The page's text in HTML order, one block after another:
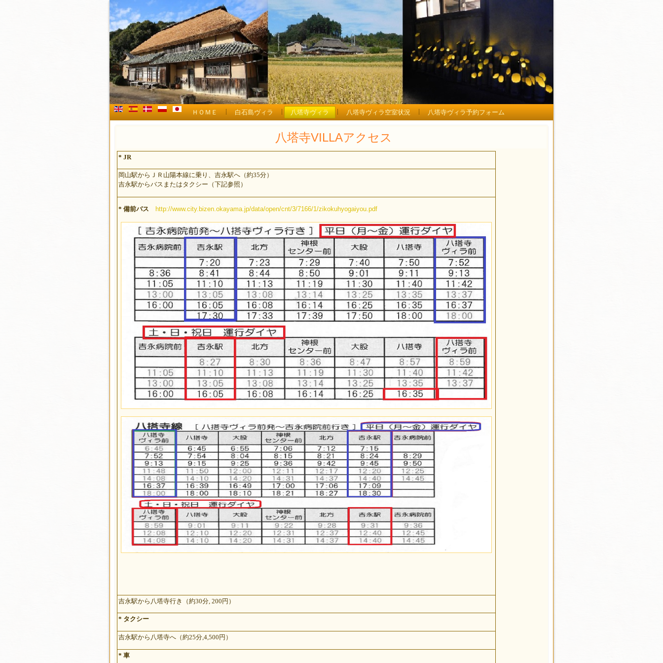
ＨＯＭＥ 白石島ヴィラ 八塔寺ヴィラ 八塔寺ヴィラ空室状況 八塔寺ヴィラ予約フォーム
八塔寺VILLAアクセス
* JR
岡山駅からＪＲ山陽本線に乗り、吉永駅へ（約35分）
吉永駅からバスまたはタクシー（下記参照）
* 備前バス http://www.city.bizen.okayama.jp/data/open/cnt/3/7166/1/zikokuhyogaiyou.pdf
吉永駅から八塔寺行き（約30分, 200円）
* タクシー
吉永駅から八塔寺へ（約25分,4,500円）
* 車